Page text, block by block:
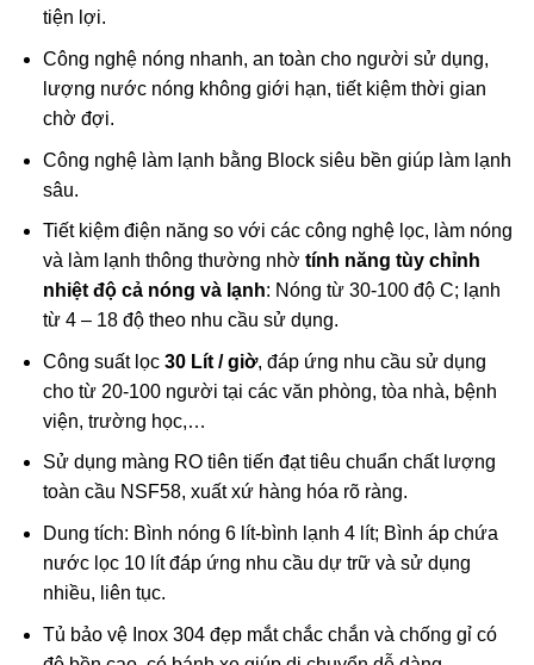
tiện lợi.
Công nghệ nóng nhanh, an toàn cho người sử dụng,
lượng nước nóng không giới hạn, tiết kiệm thời gian
chờ đợi.
Công nghệ làm lạnh bằng Block siêu bền giúp làm lạnh
sâu.
Tiết kiệm điện năng so với các công nghệ lọc, làm nóng
và làm lạnh thông thường nhờ tính năng tùy chỉnh
nhiệt độ cả nóng và lạnh: Nóng từ 30-100 độ C; lạnh
từ 4 – 18 độ theo nhu cầu sử dụng.
Công suất lọc 30 Lít / giờ, đáp ứng nhu cầu sử dụng
cho từ 20-100 người tại các văn phòng, tòa nhà, bệnh
viện, trường học,…
Sử dụng màng RO tiên tiến đạt tiêu chuẩn chất lượng
toàn cầu NSF58, xuất xứ hàng hóa rõ ràng.
Dung tích: Bình nóng 6 lít-bình lạnh 4 lít; Bình áp chứa
nước lọc 10 lít đáp ứng nhu cầu dự trữ và sử dụng
nhiều, liên tục.
Tủ bảo vệ Inox 304 đẹp mắt chắc chắn và chống gỉ có